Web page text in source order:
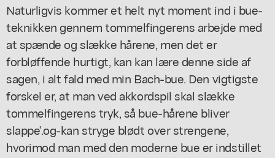
Naturligvis kommer et helt nyt moment ind i bue-
teknikken gennem tommelfingerens arbejde med
at spænde og slække hårene, men det er
forbløffende hurtigt, kan kan lære denne side af
sagen, i alt fald med min Bach-bue. Den vigtigste
forskel er, at man ved akkordspil skal slække
tommelfingerens tryk, så bue-hårene bliver
slappe'.og-kan stryge blødt over strengene,
hvorimod man med den moderne bue er indstillet